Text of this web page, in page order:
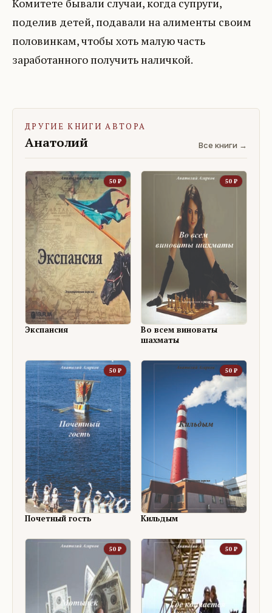
Комитете бывали случаи, когда супруги,
поделив детей, подавали на алименты своим
половинкам, чтобы хоть малую часть
заработанного получить наличкой.
ДРУГИЕ КНИГИ АВТОРА
Анатолий Все книги →
50 ₽
Экспансия
50 ₽
Во всем виноваты
шахматы
50 ₽
Почетный гость
50 ₽
Кильдым
50 ₽ 50 ₽